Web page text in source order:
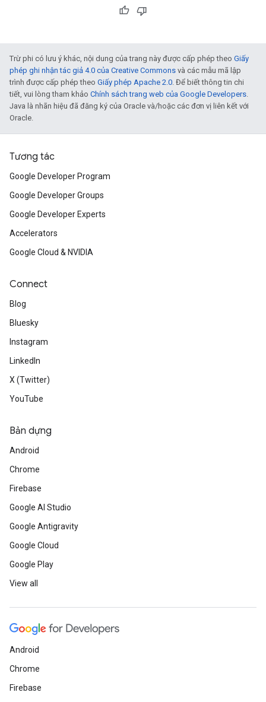
Trừ phi có lưu ý khác, nội dung của trang này được cấp phép theo Giấy
phép ghi nhận tác giả 4.0 của Creative Commons và các mẫu mã lập
trình được cấp phép theo Giấy phép Apache 2.0. Để biết thông tin chi
tiết, vui lòng tham khảo Chính sách trang web của Google Developers.
Java là nhãn hiệu đã đăng ký của Oracle và/hoặc các đơn vị liên kết với
Oracle.
Tương tác
Google Developer Program
Google Developer Groups
Google Developer Experts
Accelerators
Google Cloud & NVIDIA
Connect
Blog
Bluesky
Instagram
LinkedIn
X (Twitter)
YouTube
Bản dựng
Android
Chrome
Firebase
Google AI Studio
Google Antigravity
Google Cloud
Google Play
View all
Android
Chrome
Firebase